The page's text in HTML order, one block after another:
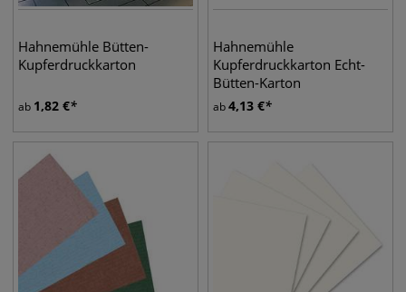
Hahnemühle Bütten-
Kupferdruckkarton
ab 1,82 €
Hahnemühle
Kupferdruckkarton Echt-
Bütten-Karton
ab4,13 €